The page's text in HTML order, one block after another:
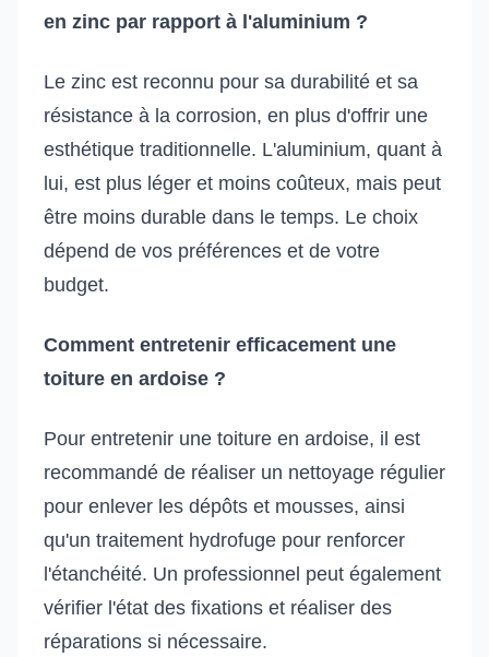
en zinc par rapport à l'aluminium ?
Le zinc est reconnu pour sa durabilité et sa
résistance à la corrosion, en plus d'offrir une
esthétique traditionnelle. L'aluminium, quant à
lui, est plus léger et moins coûteux, mais peut
être moins durable dans le temps. Le choix
dépend de vos préférences et de votre
budget.
Comment entretenir efficacement une
toiture en ardoise ?
Pour entretenir une toiture en ardoise, il est
recommandé de réaliser un nettoyage régulier
pour enlever les dépôts et mousses, ainsi
qu'un traitement hydrofuge pour renforcer
l'étanchéité. Un professionnel peut également
vérifier l'état des fixations et réaliser des
réparations si nécessaire.